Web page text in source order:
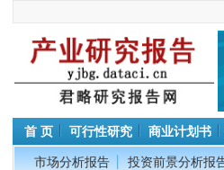
首 页 可行性研究 商业计划书
市场分析报告 投资前景分析报